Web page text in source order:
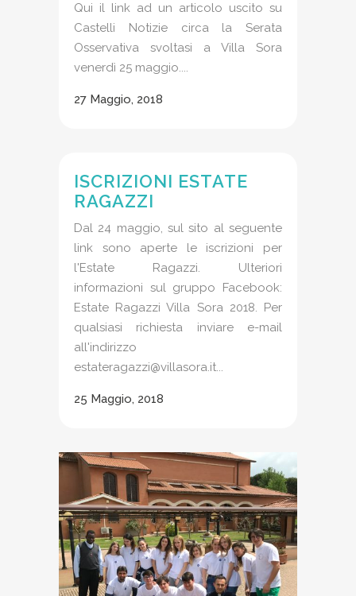
Qui il link ad un articolo uscito su
Castelli Notizie circa la Serata
Osservativa svoltasi a Villa Sora
venerdì 25 maggio....
27 Maggio, 2018
ISCRIZIONI ESTATE
RAGAZZI
Dal 24 maggio, sul sito al seguente
link sono aperte le iscrizioni per
l'Estate Ragazzi. Ulteriori
informazioni sul gruppo Facebook:
Estate Ragazzi Villa Sora 2018. Per
qualsiasi richiesta inviare e-mail
all'indirizzo
estateragazzi@villasora.it...
25 Maggio, 2018